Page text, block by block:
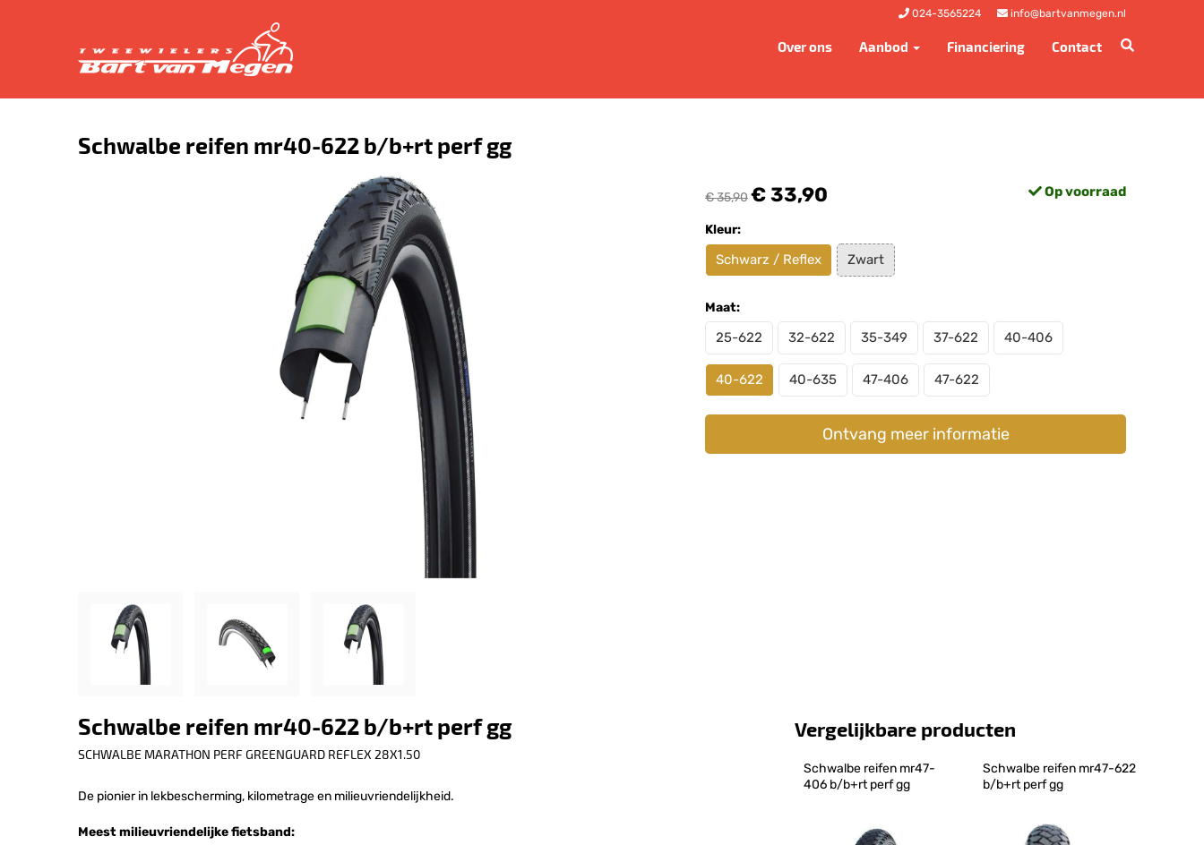
024-3565224 info@bartvanmegen.nl
Over ons Aanbod Financiering Contact
Schwalbe reifen mr40-622 b/b+rt perf gg
€ 35,90€ 33,90 Op voorraad
Kleur:
Schwarz / Reflex Zwart
Maat:
25-622 32-622 35-349 37-622 40-406
40-622 40-635 47-406 47-622
Ontvang meer informatie
Schwalbe reifen mr40-622 b/b+rt perf gg
SCHWALBE MARATHON PERF GREENGUARD REFLEX 28X1.50
De pionier in lekbescherming, kilometrage en milieuvriendelijkheid.
Meest milieuvriendelijke fietsband:
Vergelijkbare producten
Schwalbe reifen mr47-
406 b/b+rt perf gg
Schwalbe reifen mr47-622
b/b+rt perf gg